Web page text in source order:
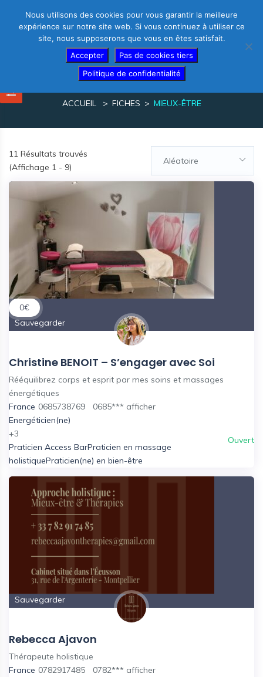
mieux-être
ACCUEIL FICHES MIEUX-ÊTRE
11 Résultats trouvés
(Affichage 1 - 9)
Aléatoire
0€
Sauvegarder
Christine BENOIT – S’engager avec Soi
Rééquilibrez corps et esprit par mes soins et massages
énergétiques
France 0685738769 0685*** afficher
Energéticien(ne)
+3
Praticien Access BarPraticien en massage
holistiquePraticien(ne) en bien-être
Ouvert
Sauvegarder
Rebecca Ajavon
Thérapeute holistique
France 0782917485 0782*** afficher
Nous utilisons des cookies pour vous garantir la meilleure
expérience sur notre site web. Si vous continuez à utiliser ce
site, nous supposerons que vous en êtes satisfait.
Accepter
Pas de cookies tiers
Politique de confidentialité